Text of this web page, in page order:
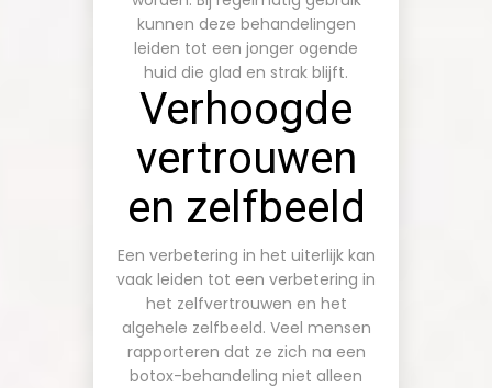
kunnen deze behandelingen
leiden tot een jonger ogende
huid die glad en strak blijft.
Verhoogde
vertrouwen
en zelfbeeld
Een verbetering in het uiterlijk kan
vaak leiden tot een verbetering in
het zelfvertrouwen en het
algehele zelfbeeld. Veel mensen
rapporteren dat ze zich na een
botox-behandeling niet alleen